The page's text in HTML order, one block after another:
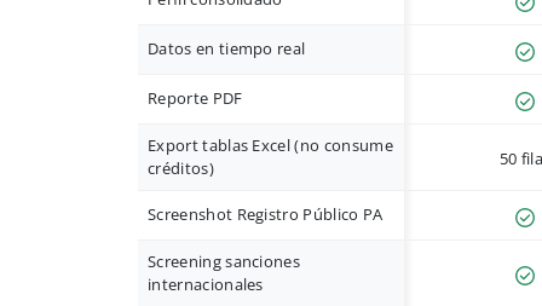
Datos en tiempo real
Reporte PDF
Export tablas Excel (no consume
créditos)
50
Screenshot Registro Público PA
Screening sanciones
internacionales